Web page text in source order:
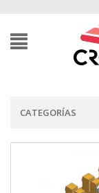
CATEGORÍAS